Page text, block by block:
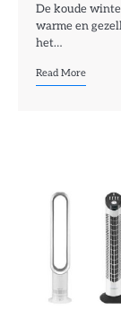
De koude
warme en
het…
Read More